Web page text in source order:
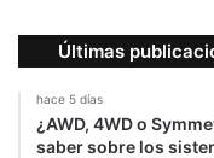
Últimas
hace 5 días
¿AWD, 4WD o
saber sobre los